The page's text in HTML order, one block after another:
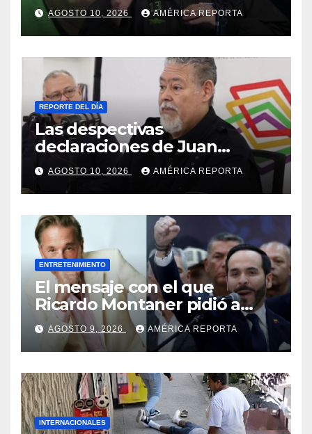
AGOSTO 10, 2026 AMÉRICA REPORTA
REPORTE DEL DÍA
Las despectivas
declaraciones de Juan
Barreto sobre María Corina
AGOSTO 10, 2026 AMÉRICA REPORTA
ENTRETENIMIENTO
El mensaje con el que
Ricardo Montaner pidió a
Abelardo de la Espriella
ayudar a Venezuela
AGOSTO 9, 2026 AMÉRICA REPORTA
INTERNACIONALES